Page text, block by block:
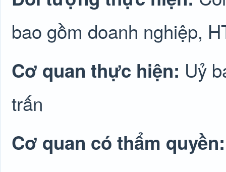
bao gồm doanh nghiệp,
Cơ quan thực hiện: Uỷ
trấn
Cơ quan có thẩm